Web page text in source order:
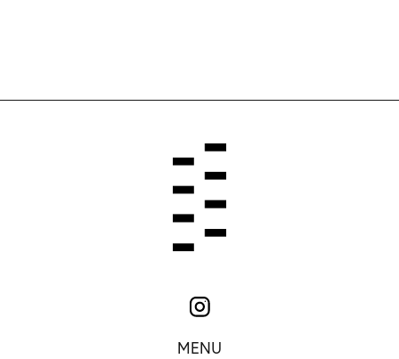
MENU